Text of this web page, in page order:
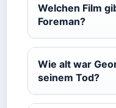
Welchen Film
Foreman?
Wie alt war
seinem Tod?